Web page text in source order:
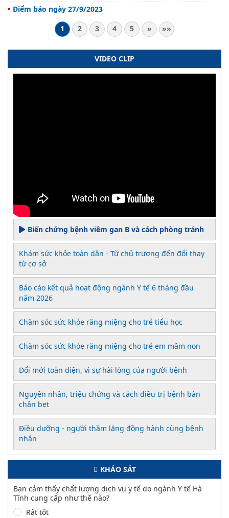
Điểm báo ngày 27/9/2023
1
2 3 4 5 » »»
VIDEO CLIP
Biến chứng bệnh viêm gan B và cách phòng tránh
Khám sức khỏe toàn dân - Từ chủ trương đến đổi thay
từ cơ sở
Báo cáo kết quả hoạt động ngành Y tế 6 tháng đầu
năm 2026
Chăm sóc sức khỏe răng miệng cho trẻ tiểu học
Chăm sóc sức khỏe răng miệng cho trẻ em mầm non
Đổi mới toàn diện, vì sự hài lòng của người bệnh
Nguyên nhân, triệu chứng và cách điều trị bệnh bàn
chân bẹt
Điều dưỡng - người thầm lặng đồng hành cùng bệnh
nhân
KHẢO SÁT
Bạn cảm thấy chất lượng dịch vụ y tế do ngành Y tế Hà
Tĩnh cung cấp như thế nào?
Rất tốt